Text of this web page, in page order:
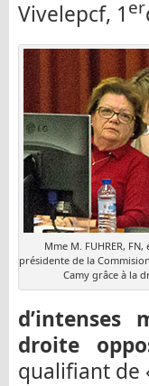
Vivelepcf, 1 er
Mme M. FUHRER, FN,
présidente de la
Camy grâce à la
droite
qualifiant de